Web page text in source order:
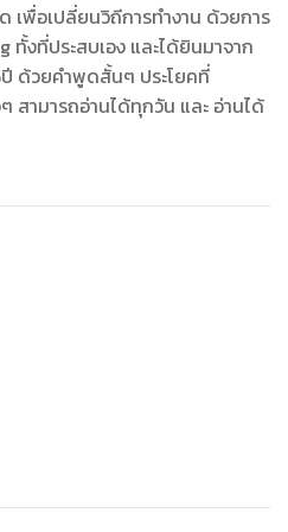
เพื่อเปลี่ยนวิถีการทำงาน ด้วยการ
งที่ประสบเอง และได้ยินมาจาก
ด้วยคำพูดสั้นๆ ประโยคที่
สามารถอ่านได้ทุกวัน และ อ่านได้